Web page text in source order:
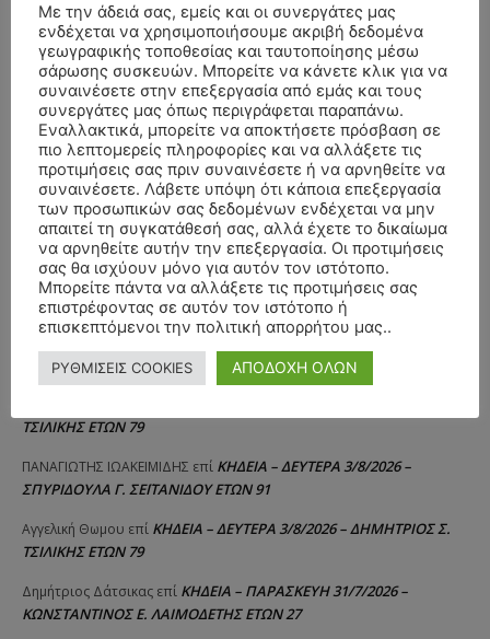
ΣΥΛΛΥΠΗΤΗΡΙΑ ΜΗΝΥΜΑΤΑ
Αλέξανδρος ΣέρβοςεπίΚΗΔΕΙΑ – ΣΑΒΒΑΤΟ 25/7/2026 –
ΧΑΡΑΛΑΜΠΟΣ ΚΑΥΚΙΑΣ ΕΤΩΝ 57
ΚΗΔΕΙΑ – ΤΡΙΤΗ 4/8/2026 – ΧΡΗΣΤΟΣ Α. ΠΑΛΙΟΥΡΑΣ
ΕΤΩΝ 58
ΤΣΙΛΙΚΗΣ ΕΤΩΝ 79
ΠΑΝΑΓΙΩΤΗΣ IΩΑΚΕΙΜΙΔΗΣ επί ΚΗΔΕΙΑ – ΔΕΥΤΕΡΑ 3/8/2026 –
ΣΠΥΡΙΔΟΥΛΑ Γ. ΣΕΪΤΑΝΙΔΟΥ ΕΤΩΝ 91
Αγγελική Θωμου επί ΚΗΔΕΙΑ – ΔΕΥΤΕΡΑ 3/8/2026 – ΔΗΜΗΤΡΙΟΣ Σ.
ΤΣΙΛΙΚΗΣ ΕΤΩΝ 79
Δημήτριος Δάτσικας επί ΚΗΔΕΙΑ – ΠΑΡΑΣΚΕΥΗ 31/7/2026 –
ΚΩΝΣΤΑΝΤΙΝΟΣ Ε. ΛΑΙΜΟΔΕΤΗΣ ΕΤΩΝ 27
Με την άδειά σας, εμείς και οι συνεργάτες μας
ενδέχεται να χρησιμοποιήσουμε ακριβή δεδομένα
γεωγραφικής τοποθεσίας και ταυτοποίησης μέσω
σάρωσης συσκευών. Μπορείτε να κάνετε κλικ για να
συναινέσετε στην επεξεργασία από εμάς και τους
συνεργάτες μας όπως περιγράφεται παραπάνω.
Εναλλακτικά, μπορείτε να αποκτήσετε πρόσβαση σε
πιο λεπτομερείς πληροφορίες και να αλλάξετε τις
προτιμήσεις σας πριν συναινέσετε ή να αρνηθείτε να
συναινέσετε. Λάβετε υπόψη ότι κάποια επεξεργασία
των προσωπικών σας δεδομένων ενδέχεται να μην
απαιτεί τη συγκατάθεσή σας, αλλά έχετε το δικαίωμα
να αρνηθείτε αυτήν την επεξεργασία. Οι προτιμήσεις
σας θα ισχύουν μόνο για αυτόν τον ιστότοπο.
Μπορείτε πάντα να αλλάξετε τις προτιμήσεις σας
επιστρέφοντας σε αυτόν τον ιστότοπο ή
επισκεπτόμενοι την πολιτική απορρήτου μας..
ΡΥΘΜΙΣΕΙΣ COOKIES ΑΠΟΔΟΧΗ ΟΛΩΝ